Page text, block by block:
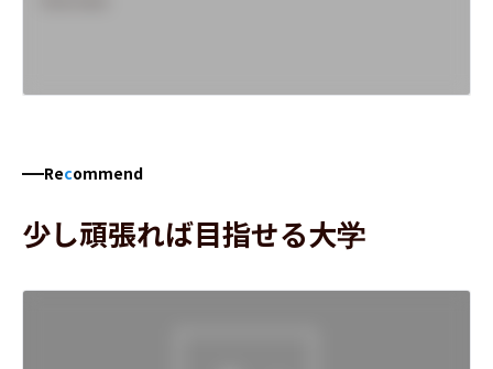
Recommend
少し頑張れば目指せる大学